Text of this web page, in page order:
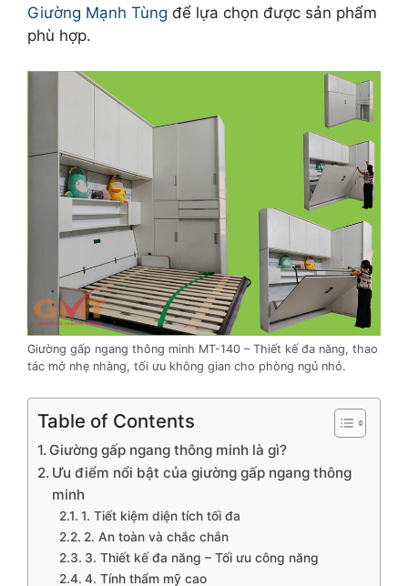
Giường Mạnh Tùng để lựa chọn được sản phẩm
phù hợp.
Giường gấp ngang thông minh MT-140 – Thiết kế đa năng, thao
tác mở nhẹ nhàng, tối ưu không gian cho phòng ngủ nhỏ.
Table of Contents
Giường gấp ngang thông minh là gì?
Ưu điểm nổi bật của giường gấp ngang thông
minh
1. Tiết kiệm diện tích tối đa
2. An toàn và chắc chắn
3. Thiết kế đa năng – Tối ưu công năng
4. Tính thẩm mỹ cao